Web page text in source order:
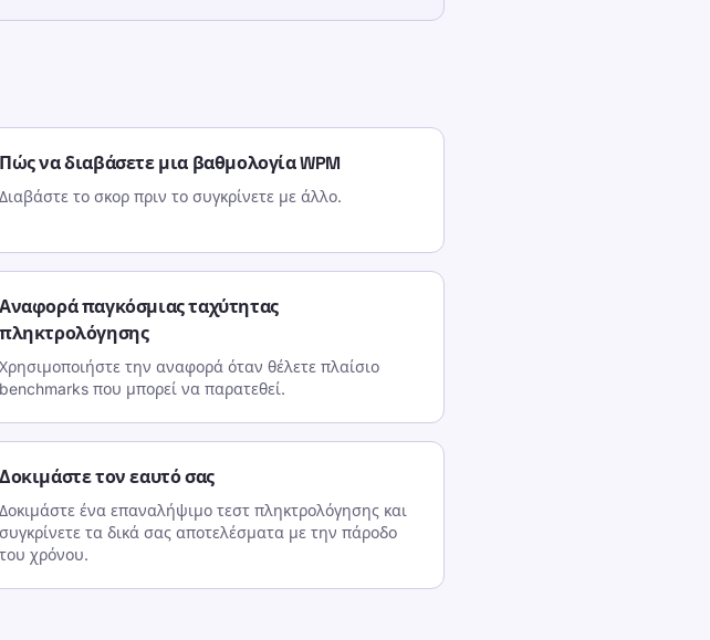
Πώς να διαβάσετε μια βαθμολογία WPM
Διαβάστε το σκορ πριν το συγκρίνετε με άλλο.
Αναφορά παγκόσμιας ταχύτητας
πληκτρολόγησης
Χρησιμοποιήστε την αναφορά όταν θέλετε πλαίσιο
benchmarks που μπορεί να παρατεθεί.
Δοκιμάστε τον εαυτό σας
Δοκιμάστε ένα επαναλήψιμο τεστ πληκτρολόγησης και
συγκρίνετε τα δικά σας αποτελέσματα με την πάροδο
του χρόνου.